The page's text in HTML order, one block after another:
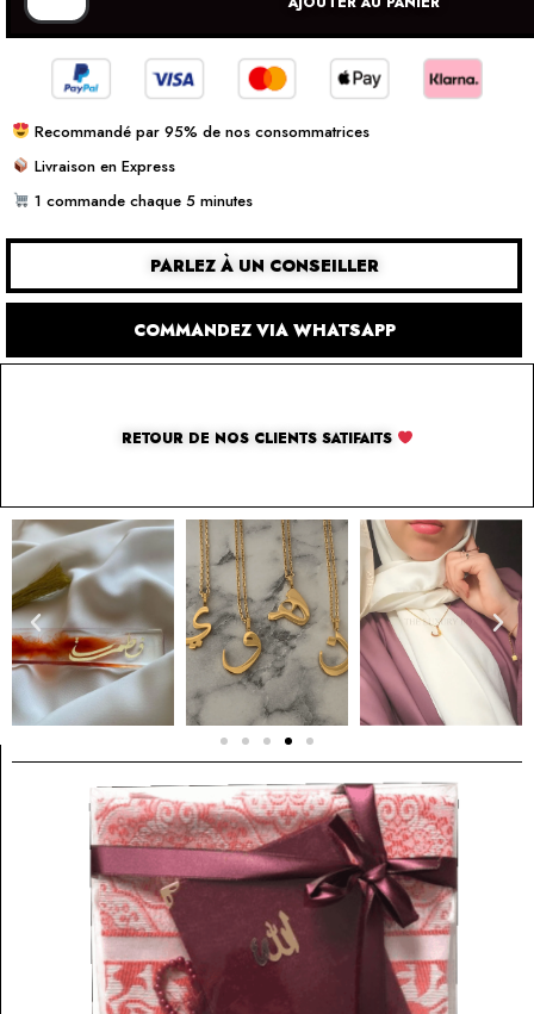
Recommandé par 95% de nos consommatrices
Livraison en Express
1 commande chaque 5 minutes
PARLEZ À UN CONSEILLER
COMMANDEZ VIA WHATSAPP
RETOUR DE NOS CLIENTS SATIFAITS